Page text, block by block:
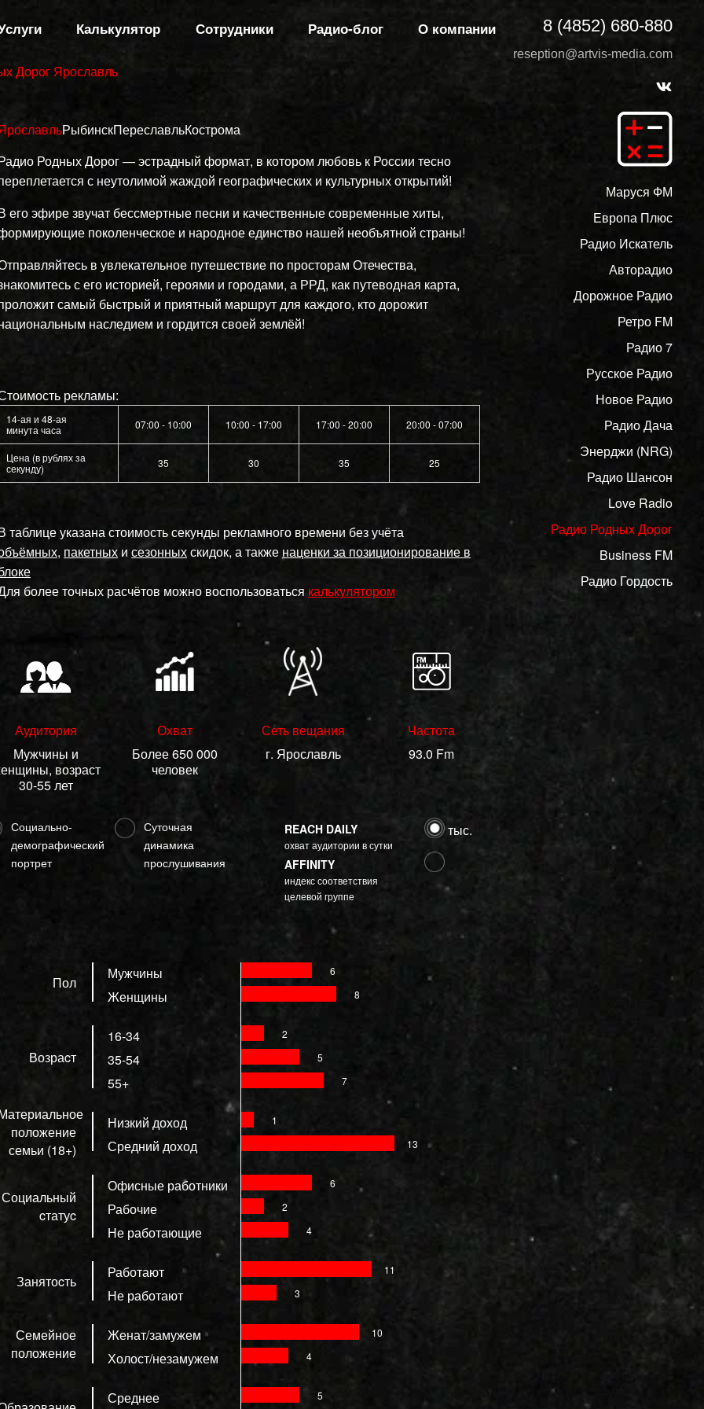
Калькулятор Сотрудники Радио-блог О компании
Дорог Ярославль
РыбинскПереславльКострома
Родных Дорог — эстрадный формат, в котором любовь к России тесно
с неутолимой жаждой географических и культурных открытий!
его эфире звучат бессмертные песни и качественные современные хиты,
поколенческое и народное единство нашей необъятной страны!
в увлекательное путешествие по просторам Отечества,
с его историей, героями и городами, а РРД, как путеводная карта,
самый быстрый и приятный маршрут для каждого, кто дорожит
наследием и гордится своей землёй!
рекламы:
14-ая и 48-ая
минута часа
07:00 - 10:00 10:00 - 17:00 17:00 - 20:00 20:00 - 07:00
Цена (в рублях за
секунду)
35 30 35 25
таблице указана стоимость секунды рекламного времени без учёта
, пакетных и сезонныхскидок, а такженаценки за позиционирование в
более точных расчётов можно воспользоваться калькулятором
Аудитория
Мужчины и
возраст
30-55 лет
Охват
Более 650 000
человек
Сеть вещания
г. Ярославль
Частота
93.0 Fm
Социально-
демографический
портрет
Суточная
динамика
прослушивания
REACH DAILY
охват аудитории в сутки
AFFINITY
индекс соответствия
целевой группе
тыс.
Пол Мужчины 6
Женщины 8
Возраcт
16-34 2
35-54 5
55+ 7
положение
семьи (18+)
Низкий доход 1
Средний доход 13
Социальный
cтатуc
Офисные работники 6
Рабочие 2
Не работающие 4
Занятоcть Работают 11
Не работают 3
Семейное
положение
Женат/замужем 10
Холост/незамужем 4
Среднее 5
8 (4852) 680-880
reseption@artvis-media.com
Маруся ФМ
Европа Плюс
Радио Искатель
Авторадио
Дорожное Радио
Ретро FM
Радио 7
Русское Радио
Новое Радио
Радио Дача
Энерджи (NRG)
Радио Шансон
Love Radio
Радио Родных Дорог
Business FM
Радио Гордость